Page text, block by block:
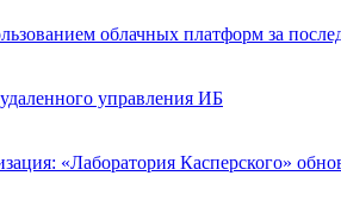
облачных платформ за
управления ИБ
«Лаборатория Касперского»